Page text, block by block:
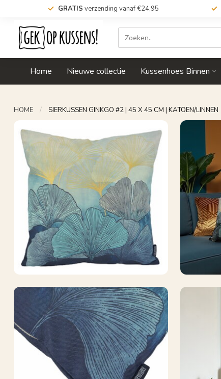
GRATIS verzending vanaf €24,95
Home Nieuwe collectie Kussenhoes Binnen
HOME / SIERKUSSEN GINKGO #2 | 45 X 45 CM | KATOEN/LINNEN